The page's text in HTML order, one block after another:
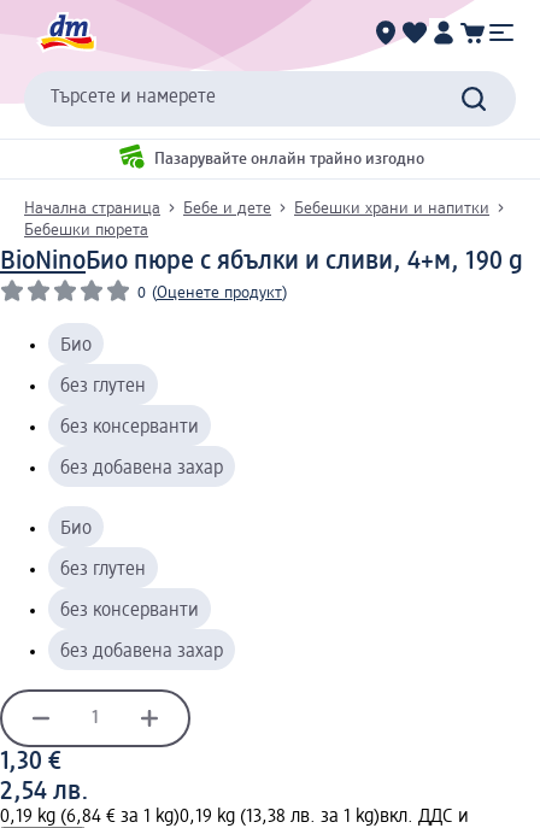
Търсете и намерете
Пазарувайте онлайн трайно изгодно
Начална страница Бебе и дете
Бебешки храни и напитки
Бебешки пюрета
BioNinoБио пюре с ябълки и сливи, 4+м, 190 g
0 (Оценете продукт)
Био
без глутен
без консерванти
без добавена захар
Био
без глутен
без консерванти
без добавена захар
1,30 €
2,54 лв.
0,19 kg (6,84 € за 1 kg)0,19 kg (13,38 лв. за 1 kg)вкл. ДДС и